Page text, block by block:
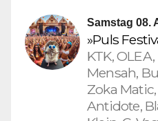
Samstag 08.
»Puls
KTK,
Mensah,
Zoka
Antidote,